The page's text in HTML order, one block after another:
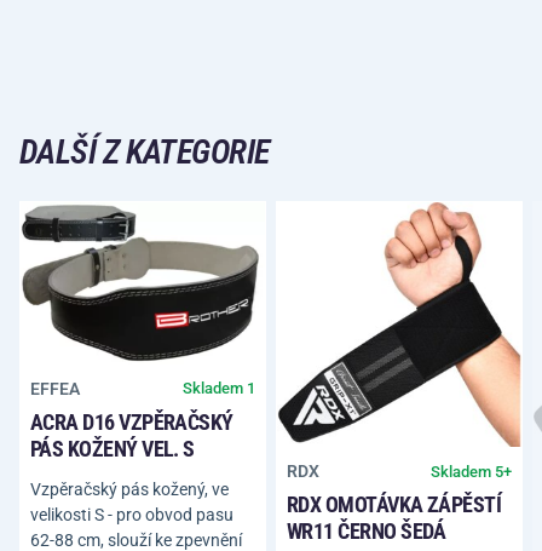
DALŠÍ Z KATEGORIE
EFFEA Skladem 1
ACRA D16 VZPĚRAČSKÝ
PÁS KOŽENÝ VEL. S
Vzpěračský pás kožený, ve
velikosti S - pro obvod pasu
62-88 cm, slouží ke zpevnění
RDX Skladem 5+
RDX OMOTÁVKA ZÁPĚSTÍ
WR11 ČERNO ŠEDÁ